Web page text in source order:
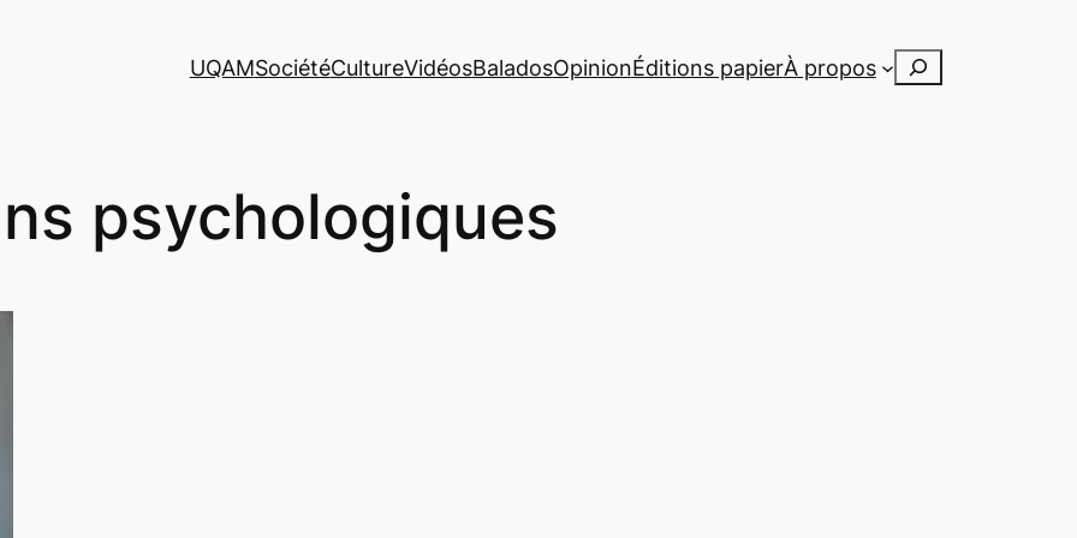
UQAMSociétéCultureVidéosBaladosOpinionÉditions papierÀ propos Rechercher
psychologiques